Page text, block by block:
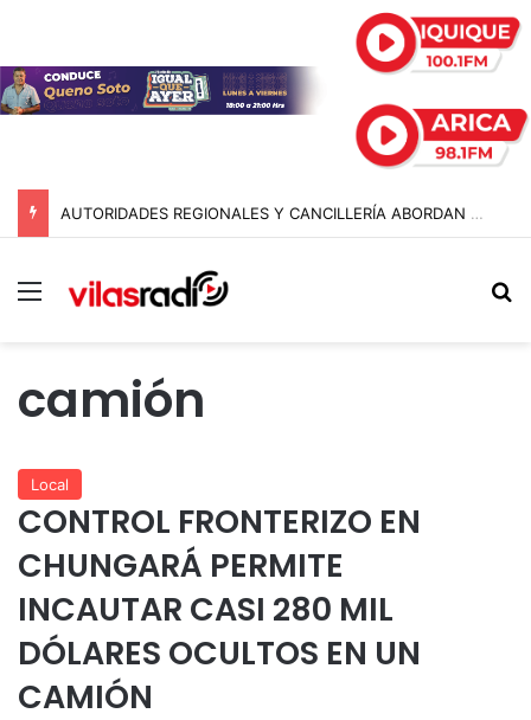
AUTORIDADES REGIONALES Y CANCILLERÍA ABORDAN SEGURIDAD TRANSNACIONAL EN EL CORREDOR BIOCEÁNICO
Menú
camión
Local
CONTROL FRONTERIZO EN
CHUNGARÁ PERMITE
INCAUTAR CASI 280 MIL
DÓLARES OCULTOS EN UN
CAMIÓN